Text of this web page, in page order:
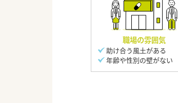
職場の雰囲気
助け合う風土がある
年齢や性別の壁がない